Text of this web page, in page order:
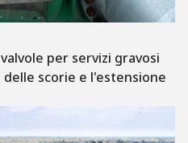
per servizi gravosi
scorie e l'estensione